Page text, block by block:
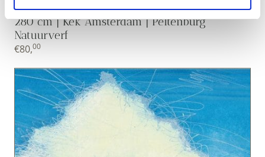
Duurzaam Kinderbehang | Zebra | Roze | 97.4 x
280 cm | Kek Amsterdam | Peltenburg
Natuurverf
€80,00